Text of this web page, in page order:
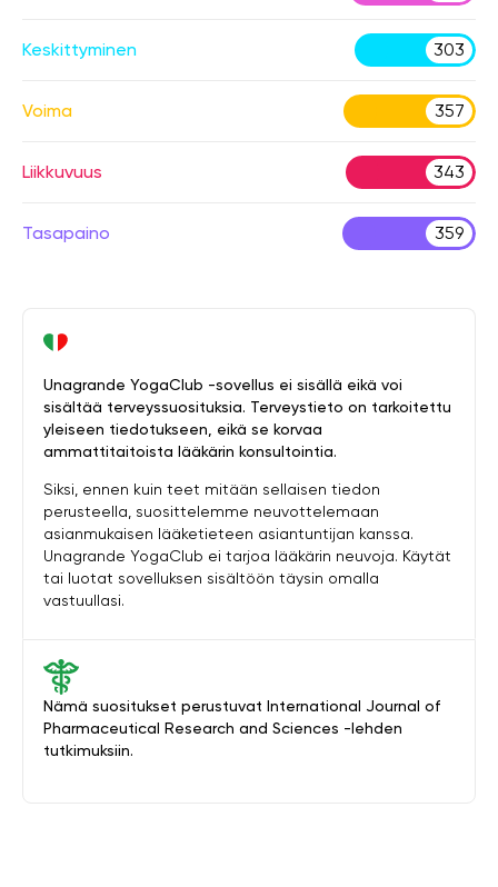
Keskittyminen 303
Voima 357
Liikkuvuus 343
Tasapaino 359
Nämä suositukset perustuvat International Journal of
Pharmaceutical Research and Sciences -lehden
tutkimuksiin.
Unagrande YogaClub -sovellus ei sisällä eikä voi
sisältää terveyssuosituksia. Terveystieto on tarkoitettu
yleiseen tiedotukseen, eikä se korvaa
ammattitaitoista lääkärin konsultointia.
Siksi, ennen kuin teet mitään sellaisen tiedon
perusteella, suosittelemme neuvottelemaan
asianmukaisen lääketieteen asiantuntijan kanssa.
Unagrande YogaClub ei tarjoa lääkärin neuvoja. Käytät
tai luotat sovelluksen sisältöön täysin omalla
vastuullasi.